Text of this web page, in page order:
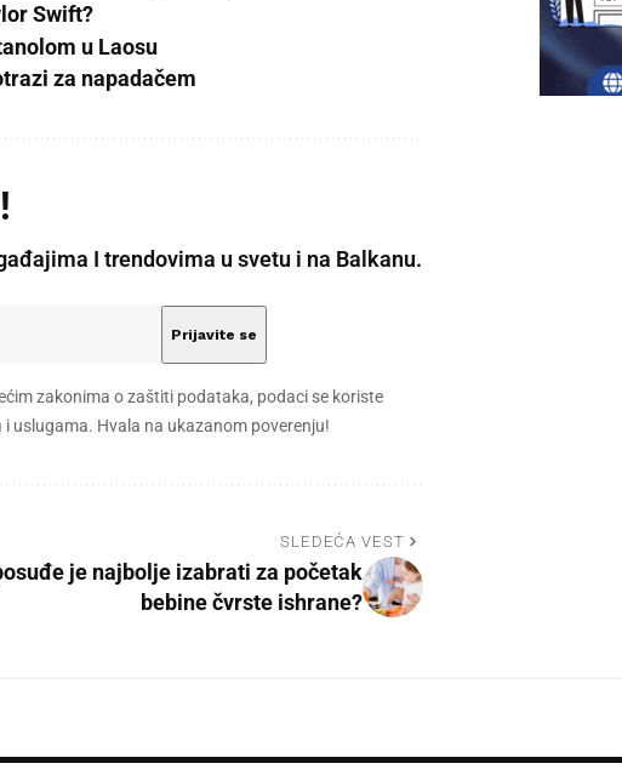
Swift?
u Laosu
za napadačem
I trendovima u svetu i na Balkanu.
zakonima o zaštiti podataka, podaci se koriste
uslugama. Hvala na ukazanom poverenju!
SLEDEĆA VEST
je najbolje izabrati za početak
bebine čvrste ishrane?